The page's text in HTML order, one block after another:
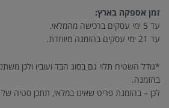
זמן אספקה בארץ:
עד 5 ימי עסקים ברכישה מהמלאי.
עד 21 ימי עסקים בהזמנה מיוחדת.
*גודל השטיח תלוי גם בסוג הבד ועוביו ולכן
בהזמנה.
לכן – בהזמנת פריט שאינו במלאי, תתכן סטיה של כ 2 ס"מ